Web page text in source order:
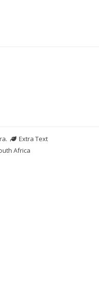
.
Extra Text
Africa